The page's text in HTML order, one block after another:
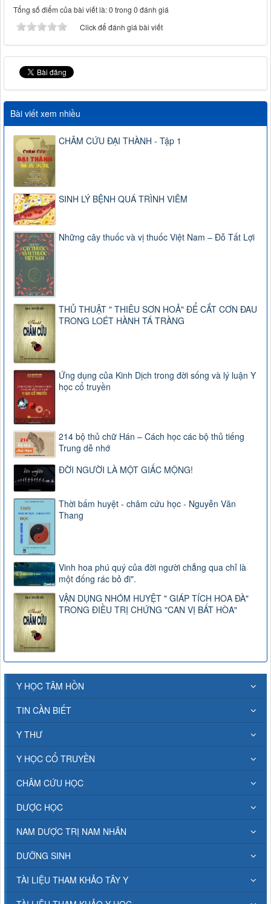
Tổng số điểm của bài viết là: 0 trong 0 đánh giá
Click để đánh giá bài viết
Bài viết xem nhiều
CHÂM CỨU ĐẠI THÀNH - Tập 1
SINH LÝ BỆNH QUÁ TRÌNH VIÊM
Những cây thuốc và vị thuốc Việt Nam – Đỗ Tất Lợi
THỦ THUẬT " THIÊU SƠN HOẢ" ĐỂ CẮT CƠN ĐAU
TRONG LOÉT HÀNH TÁ TRÀNG
Ứng dụng của Kinh Dịch trong đời sống và lý luận Y
học cổ truyền
214 bộ thủ chữ Hán – Cách học các bộ thủ tiếng
Trung dễ nhớ
ĐỜI NGƯỜI LÀ MỘT GIẤC MỘNG!
Thời bấm huyệt - châm cứu học - Nguyễn Văn
Thang
Vinh hoa phú quý của đời người chẳng qua chỉ là
một đống rác bỏ đi".
VẬN DỤNG NHÓM HUYỆT " GIÁP TÍCH HOA ĐÀ"
TRONG ĐIỀU TRỊ CHỨNG "CAN VỊ BẤT HÒA"
Y HỌC TÂM HỒN
TIN CẦN BIẾT
Y THƯ
Y HỌC CỔ TRUYỀN
CHÂM CỨU HỌC
DƯỢC HỌC
NAM DƯỢC TRỊ NAM NHÂN
DƯỠNG SINH
TÀI LIỆU THAM KHẢO TÂY Y